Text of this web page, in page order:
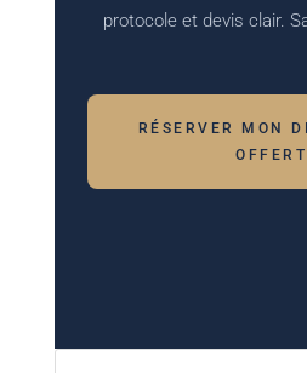
protocole et devis clair.
RÉSERVER MON
OFFERT